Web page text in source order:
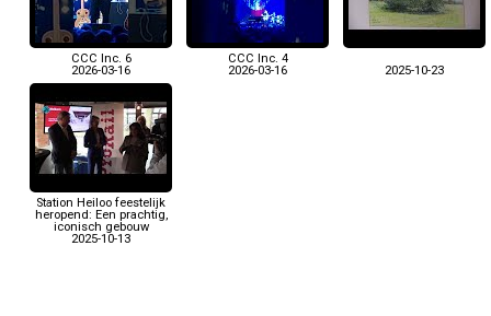
CCC Inc. 6
2026-03-16
CCC Inc. 4
2026-03-16
2025-10-23
Station Heiloo feestelijk
heropend: Een prachtig,
iconisch gebouw
2025-10-13